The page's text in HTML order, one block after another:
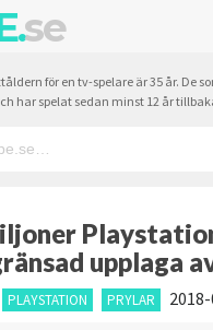
se
för en tv-spelare är 35 år. De
har spelat sedan minst 12 år
upplaga
PLAYSTATION PRYLAR